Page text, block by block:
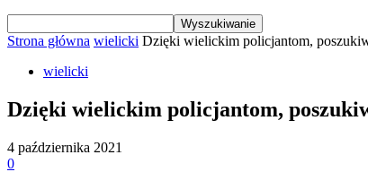
Strona główna wielicki Dzięki wielickim policjantom,
wielicki
Dzięki wielickim policjantom,
4 października 2021
0